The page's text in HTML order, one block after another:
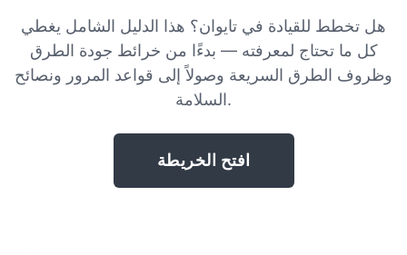
هل تخطط للقيادة في تايوان؟ هذا الدليل الشامل يغطي
كل ما تحتاج لمعرفته — بدءًا من خرائط جودة الطرق
وظروف الطرق السريعة وصولاً إلى قواعد المرور ونصائح
السلامة.
افتح الخريطة